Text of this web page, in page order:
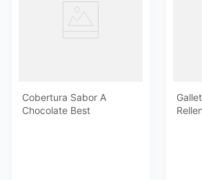
Cobertura Sabor A
Chocolate Best